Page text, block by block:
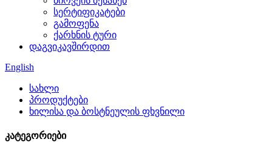
სერტიფიკატები
გამოფენა
ქარხნის ტური
დაგვიკავშირდით
English
სახლი
პროდუქტები
ხილისა და ბოსტნეულის ფხვნილი
კატეგორიები